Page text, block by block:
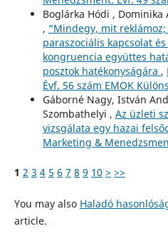
Boglárka Hódi , Dominika
, “Mindegy, mit
paraszociális kapcsolat
kongruencia együttes
posztok hatékonyságára ,
Évf. 56 szám EMOK
Gáborné Nagy, István
Szombathelyi , Az üzleti
vizsgálata egy hazai
Marketing &
1 2 3 4 5 6 7 8 9 10 > >>
You may also Haladó
article.